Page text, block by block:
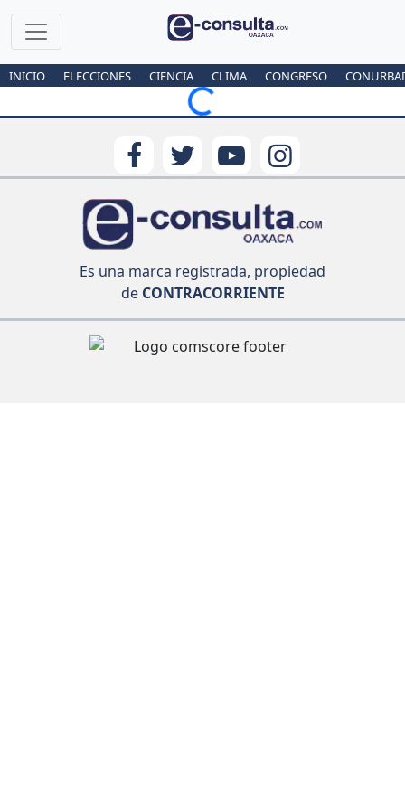
INICIO ELECCIONES CIENCIA CLIMA CONGRESO
Loading...
Es una marca registrada, propiedad
deCONTRACORRIENTE